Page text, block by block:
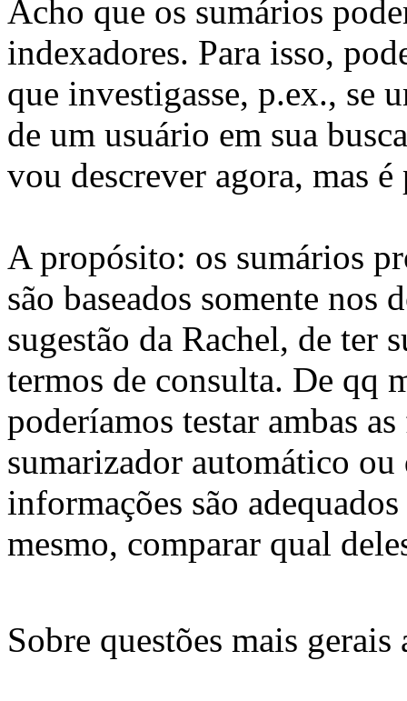
Acho que os sumários
indexadores. Para isso,
que investigasse, p.ex., se
de um usuário em sua
vou descrever agora, mas
A propósito: os sumários
são baseados somente nos
sugestão da Rachel, de ter
termos de consulta. De qq
poderíamos testar ambas
sumarizador automático
informações são
mesmo, comparar qual
Sobre questões mais gerais